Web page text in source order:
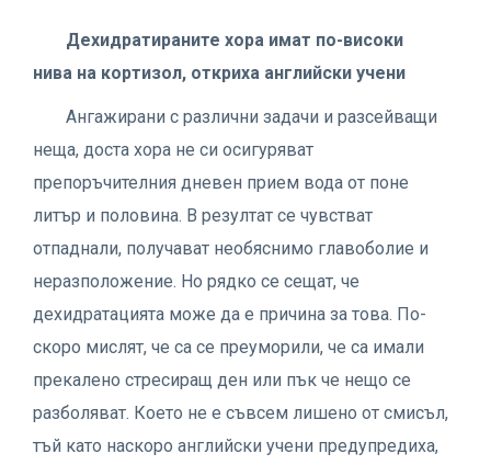
Дехидратираните хора имат по-високи
нива на кортизол, откриха английски учени
Ангажирани с различни задачи и разсейващи
неща, доста хора не си осигуряват
препоръчителния дневен прием вода от поне
литър и половина. В резултат се чувстват
отпаднали, получават необяснимо главоболие и
неразположение. Но рядко се сещат, че
дехидратацията може да е причина за това. По-
скоро мислят, че са се преуморили, че са имали
прекалено стресиращ ден или пък че нещо се
разболяват. Което не е съвсем лишено от смисъл,
тъй като наскоро английски учени предупредиха,